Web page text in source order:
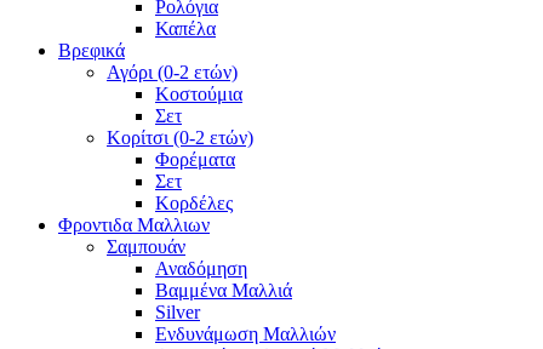
Ρολόγια
Καπέλα
Βρεφικά
Αγόρι (0-2 ετών)
Κοστούμια
Σετ
Κορίτσι (0-2 ετών)
Φορέματα
Σετ
Κορδέλες
Φροντιδα Μαλλιων
Σαμπουάν
Αναδόμηση
Βαμμένα Μαλλιά
Silver
Ενδυνάμωση Μαλλιών